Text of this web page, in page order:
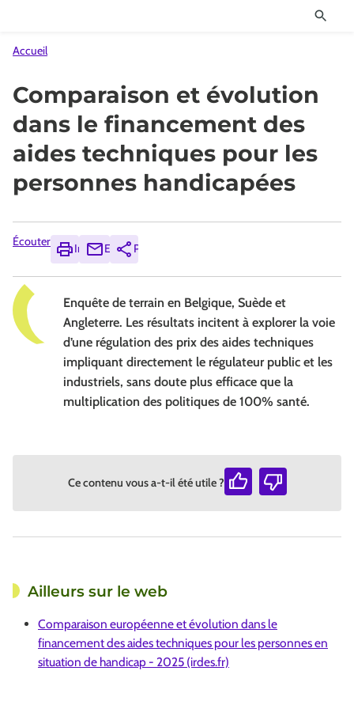
Accueil
Comparaison et évolution
dans le financement des
aides techniques pour les
personnes handicapées
Écouter
ImprimerEnvoyerPartager
Enquête de terrain en Belgique, Suède et
Angleterre. Les résultats incitent à explorer la voie
d’une régulation des prix des aides techniques
impliquant directement le régulateur public et les
industriels, sans doute plus efficace que la
multiplication des politiques de 100% santé.
Ce contenu vous a-t-il été utile ?
Ailleurs sur le web
Comparaison européenne et évolution dans le
financement des aides techniques pour les personnes en
situation de handicap - 2025 (irdes.fr)